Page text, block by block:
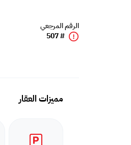
الرقم المرجعي
# 507
مميزات العقار